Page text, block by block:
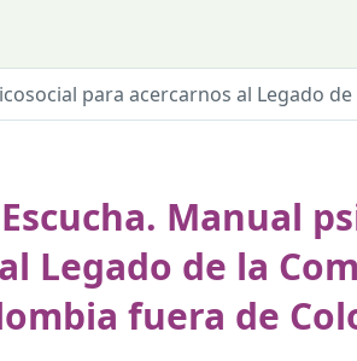
para acercarnos al Legado
Manual
Legado de la
fuera de